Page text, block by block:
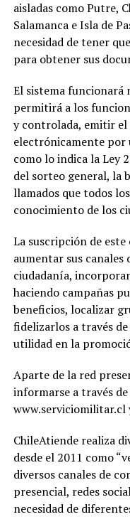
aisladas como Putre,
Salamanca e Isla de
necesidad de tener
para obtener sus
El sistema funcionará
permitirá a los
y controlada, emitir
electrónicamente por
como lo indica la Ley
del sorteo general, la
llamados que todos
conocimiento de los
La suscripción de
aumentar sus
ciudadanía,
haciendo campañas
beneficios, localizar
fidelizarlos a través
utilidad en la
Aparte de la red
informarse a través
www.serviciomilitar.cl
ChileAtiende realiza
desde el 2011 como
diversos canales de
presencial, redes
necesidad de